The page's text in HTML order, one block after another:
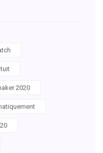
2020